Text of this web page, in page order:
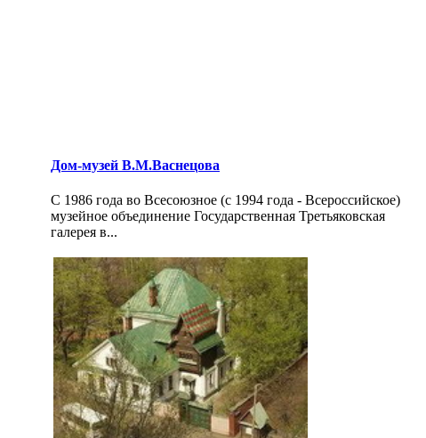
Дом-музей В.М.Васнецова
С 1986 года во Всесоюзное (с 1994 года - Всероссийское)
музейное объединение Государственная Третьяковская
галерея в...